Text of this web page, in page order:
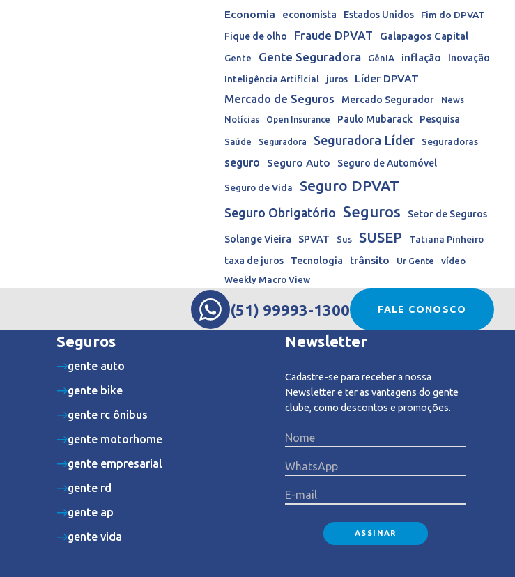
Economia
economista Estados Unidos
Fim do DPVAT
Fique de olho
Fraude DPVAT Galapagos Capital
Gente Gente Seguradora GênIA inflação
Inovação
Inteligência Artificial
juros
Líder DPVAT
Mercado de Seguros
Mercado Segurador
News
Notícias
Open Insurance Paulo Mubarack Pesquisa
Saúde Seguradora Seguradora Líder Seguradoras
seguro Seguro Auto Seguro de Automóvel
Seguro de Vida Seguro DPVAT
Seguro Obrigatório Seguros Setor de Seguros
Solange Vieira SPVAT Sus SUSEP
Tatiana Pinheiro
taxa de juros
Tecnologia trânsito Ur Gente
vídeo
Weekly Macro View
(51) 99993-1300 FALE CONOSCO
Seguros
gente auto
gente bike
gente rc ônibus
gente motorhome
gente empresarial
gente rd
gente ap
gente vida
Newsletter
Cadastre-se para receber a nossa
Newsletter e ter as vantagens do gente
clube, como descontos e promoções.